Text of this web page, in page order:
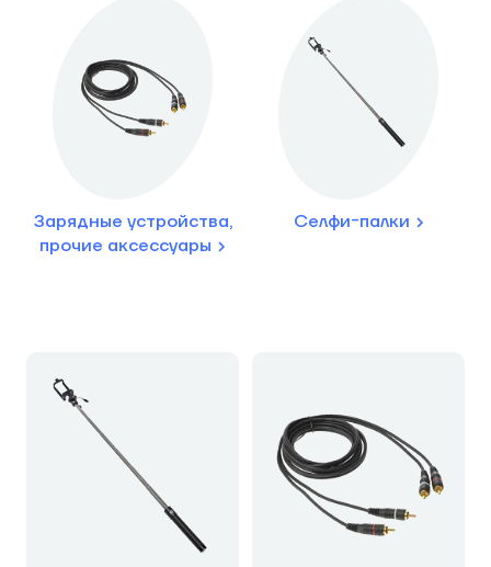
Зарядные устройства,
прочие аксессуары
Селфи-палки